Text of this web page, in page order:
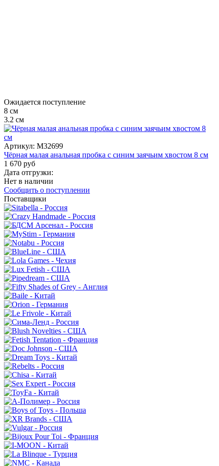
Ожидается поступление
8 см
3.2 см
Артикул: M32699
Чёрная малая анальная пробка с синим заячьим хвостом 8 см
1 670 руб
Дата отгрузки:
Нет в наличии
Сообщить о поступлении
Поставщики